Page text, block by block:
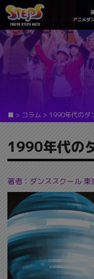
アニメダ
■ > コラム > 1990年代のダ
1990年代の
著者：ダンススクール